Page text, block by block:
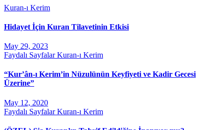
Kuran-ı Kerim
Hidayet İçin Kuran Tilavetinin Etkisi
May 29, 2023
Faydalı SayfalarKuran-ı Kerim
“Kur’ân-ı Kerim’in Nüzulünün Keyfiyeti ve Kadir Gecesi
Üzerine”
May 12, 2020
Faydalı SayfalarKuran-ı Kerim